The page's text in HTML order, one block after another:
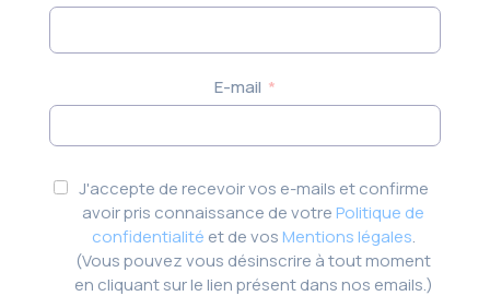
E-mail
J'accepte de recevoir vos e-mails et confirme
avoir pris connaissance de votre Politique de
confidentialité et de vos Mentions légales.
(Vous pouvez vous désinscrire à tout moment
en cliquant sur le lien présent dans nos emails.)